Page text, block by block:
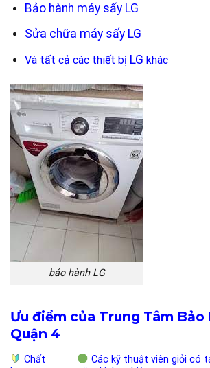
Bảo hành máy sấy LG
Sửa chữa máy sấy LG
Và tất cả các thiết bị LG khác
bảo hành LG
Ưu điểm của Trung Tâm Bảo
Quận 4
Chất
Các kỹ thuật viên giỏi có